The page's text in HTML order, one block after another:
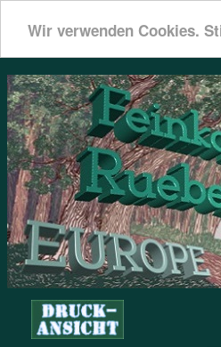
Wir verwenden Cookies.